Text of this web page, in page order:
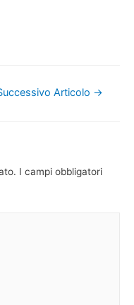
Articolo →
I campi obbligatori